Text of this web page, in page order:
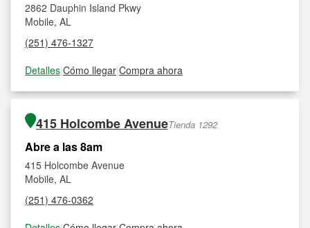
2862 Dauphin Island Pkwy
Mobile, AL
(251) 476-1327
Detalles|Cómo llegar|Compra ahora
415 Holcombe AvenueTienda 1292
Abre a las 8am
415 Holcombe Avenue
Mobile, AL
(251) 476-0362